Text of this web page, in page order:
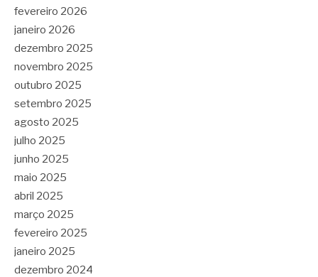
fevereiro 2026
janeiro 2026
dezembro 2025
novembro 2025
outubro 2025
setembro 2025
agosto 2025
julho 2025
junho 2025
maio 2025
abril 2025
março 2025
fevereiro 2025
janeiro 2025
dezembro 2024